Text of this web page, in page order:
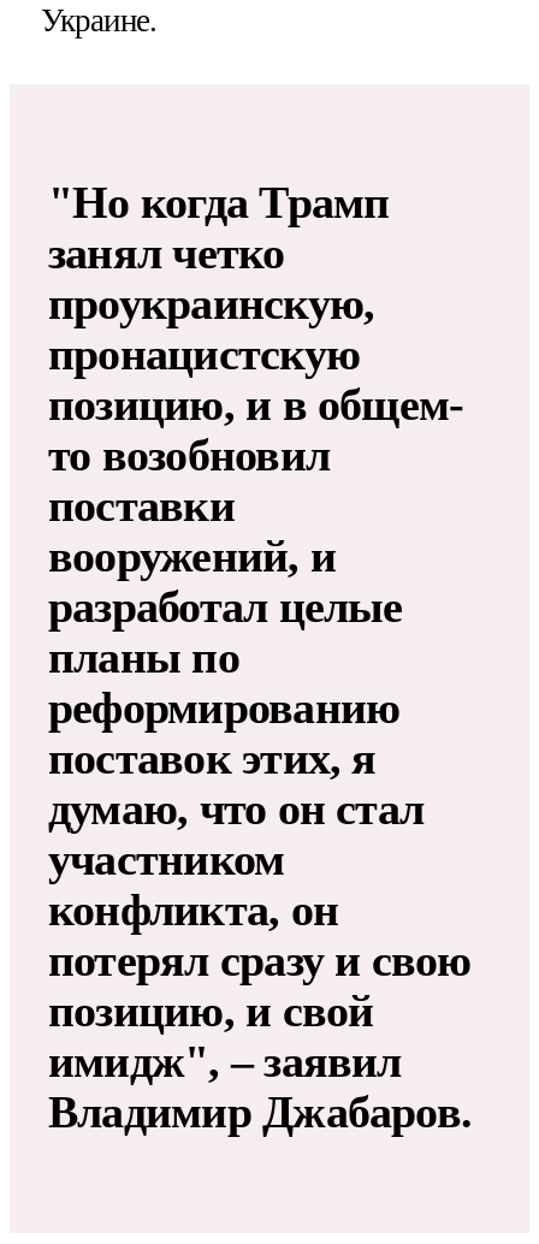
Украине.
"Но когда Трамп
занял четко
проукраинскую,
пронацистскую
позицию, и в общем-
то возобновил
поставки
вооружений, и
разработал целые
планы по
реформированию
поставок этих, я
думаю, что он стал
участником
конфликта, он
потерял сразу и свою
позицию, и свой
имидж", – заявил
Владимир Джабаров.